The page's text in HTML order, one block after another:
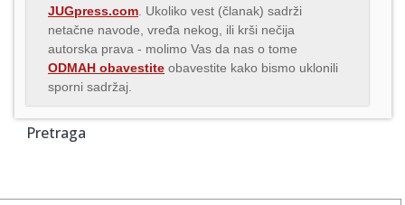
JUGpress.com . Ukoliko vest (članak) sadrži
netačne navode, vređa nekog, ili krši nečija
autorska prava - molimo Vas da nas o tome
ODMAH obavestite obavestite kako bismo uklonili
sporni sadržaj.
Pretraga